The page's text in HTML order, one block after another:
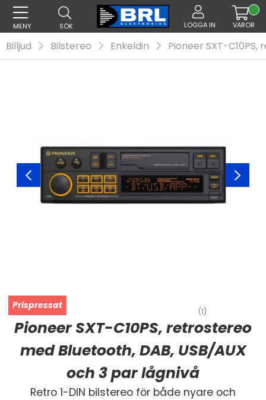
MENY SÖK LOGGA IN VAROR
Billjud Bilstereo Enkeldin Pioneer SXT-
(1)
Pioneer SXT-C10PS, retrostereo
med Bluetooth, DAB, USB/AUX
och 3 par lågnivå
Retro 1-DIN bilstereo för både nyare och